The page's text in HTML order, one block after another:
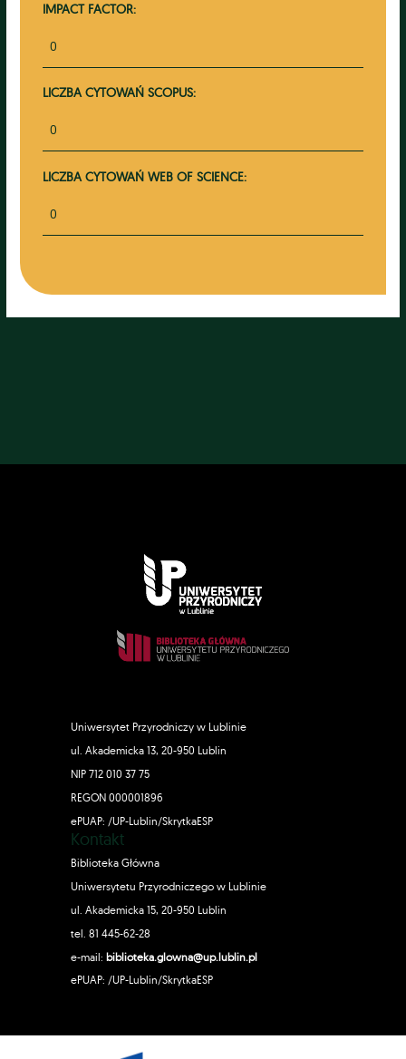
IMPACT FACTOR:
0
LICZBA CYTOWAŃ SCOPUS:
0
LICZBA CYTOWAŃ WEB OF SCIENCE:
0
Uniwersytet Przyrodniczy w Lublinie
ul. Akademicka 13, 20-950 Lublin
NIP 712 010 37 75
REGON 000001896
ePUAP: /UP-Lublin/SkrytkaESP
Kontakt
Biblioteka Główna
Uniwersytetu Przyrodniczego w Lublinie
ul. Akademicka 15, 20-950 Lublin
tel. 81 445-62-28
e-mail: biblioteka.glowna@up.lublin.pl
ePUAP: /UP-Lublin/SkrytkaESP